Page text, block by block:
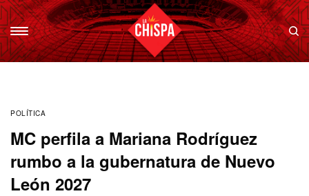
POLÍTICA
MC perfila a Mariana Rodríguez
rumbo a la gubernatura de Nuevo
León 2027